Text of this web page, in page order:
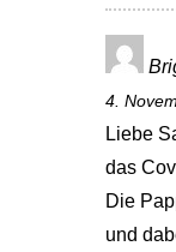
4.
Liebe
das
Die
und